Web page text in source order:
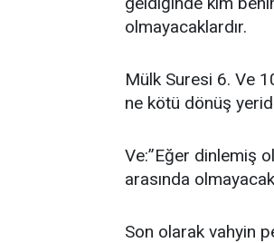
olmayacaklardır.
Mülk Suresi 6. Ve
ne kötü dönüş
Ve:”Eğer dinlemiş
arasında
Son olarak vahyin